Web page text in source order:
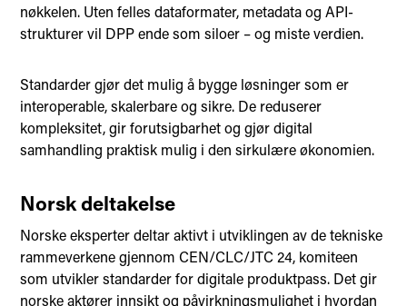
nøkkelen. Uten felles dataformater, metadata og API-
strukturer vil DPP ende som siloer – og miste verdien.
Standarder gjør det mulig å bygge løsninger som er
interoperable, skalerbare og sikre. De reduserer
kompleksitet, gir forutsigbarhet og gjør digital
samhandling praktisk mulig i den sirkulære økonomien.
Norsk deltakelse
Norske eksperter deltar aktivt i utviklingen av de tekniske
rammeverkene gjennom CEN/CLC/JTC 24, komiteen
som utvikler standarder for digitale produktpass. Det gir
norske aktører innsikt og påvirkningsmulighet i hvordan